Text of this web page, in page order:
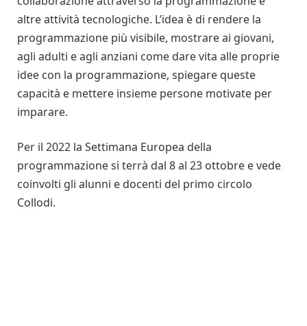
altre attività tecnologiche. L’idea è di rendere la
programmazione più visibile, mostrare ai giovani,
agli adulti e agli anziani come dare vita alle proprie
idee con la programmazione, spiegare queste
capacità e mettere insieme persone motivate per
imparare.
Per il 2022 la Settimana Europea della
programmazione si terrà dal 8 al 23 ottobre e vede
coinvolti gli alunni e docenti del primo circolo
Collodi.